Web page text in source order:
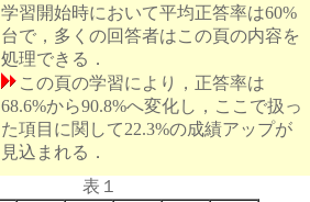
学習開始時において平均正答率は60%
台で，多くの回答者はこの頁の内容を
処理できる．
この頁の学習により，正答率は
68.6%から90.8%へ変化し，ここで扱っ
た項目に関して22.3%の成績アップが
見込まれる．
表１